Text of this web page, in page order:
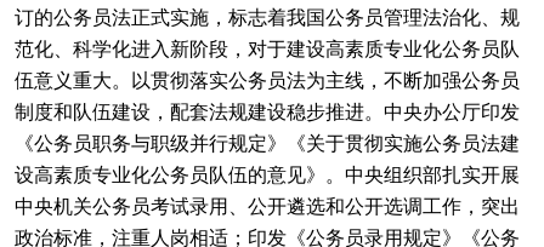
订的公务员法正式实施，标志着我国公务员管理法治化、规
范化、科学化进入新阶段，对于建设高素质专业化公务员队
伍意义重大。以贯彻落实公务员法为主线，不断加强公务员
制度和队伍建设，配套法规建设稳步推进。中央办公厅印发
《公务员职务与职级并行规定》《关于贯彻实施公务员法建
设高素质专业化公务员队伍的意见》。中央组织部扎实开展
中央机关公务员考试录用、公开遴选和公开选调工作，突出
政治标准，注重人岗相适；印发《公务员录用规定》《公务